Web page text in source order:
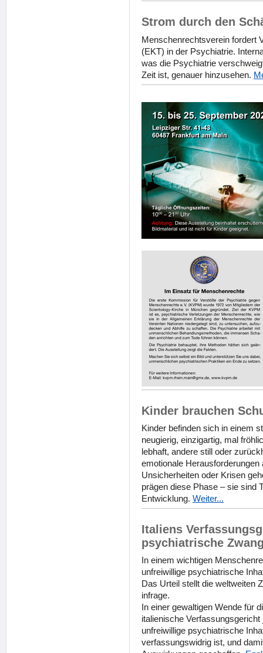
Strom durch den
Menschenrechtsverein fordert
(EKT) in der Psychiatrie.
was die Psychiatrie
Zeit ist, genauer hinzusehen.
Kinder brauchen
Kinder befinden sich in einem
neugierig, einzigartig, mal
lebhaft, andere still oder
emotionale
Unsicherheiten oder Krisen
prägen diese Phase – sie sind
Entwicklung. Weiter...
Italiens
psychiatrische
In einem wichtigen
unfreiwillige psychiatrische
Das Urteil stellt die weltweiten
infrage.
In einer gewaltigen Wende für
italienische
unfreiwillige psychiatrische
verfassungswidrig ist, und